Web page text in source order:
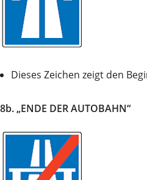
Dieses Zeichen zeigt den
8b. „ENDE DER AUTOBAHN“